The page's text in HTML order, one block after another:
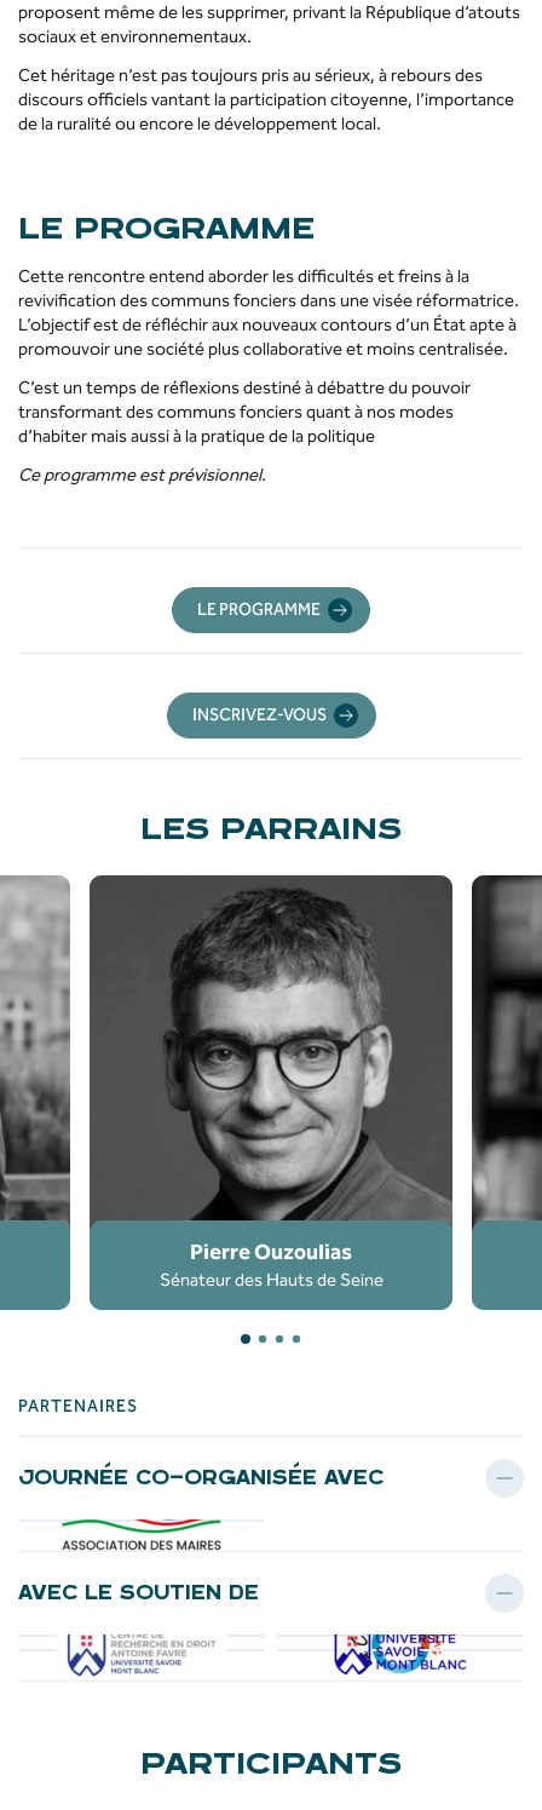
proposent même de les supprimer, privant la République d’atouts
sociaux et environnementaux.
Cet héritage n’est pas toujours pris au sérieux, à rebours des
discours officiels vantant la participation citoyenne, l’importance
de la ruralité ou encore le développement local.
LE PROGRAMME
Cette rencontre entend aborder les difficultés et freins à la
revivification des communs fonciers dans une visée réformatrice.
L’objectif est de réfléchir aux nouveaux contours d’un État apte à
promouvoir une société plus collaborative et moins centralisée.
C’est un temps de réflexions destiné à débattre du pouvoir
transformant des communs fonciers quant à nos modes
d’habiter mais aussi à la pratique de la politique
Ce programme est prévisionnel.
LE PROGRAMME
INSCRIVEZ-VOUS
LES PARRAINS
Pierre Ouzoulias
Sénateur des Hauts de Seine
PARTENAIRES
JOURNÉE CO-ORGANISÉE AVEC
AVEC LE SOUTIEN DE
PARTICIPANTS